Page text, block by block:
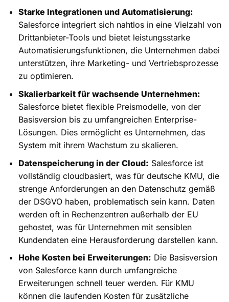
Starke Integrationen und Automatisierung:
Salesforce integriert sich nahtlos in eine Vielzahl von
Drittanbieter-Tools und bietet leistungsstarke
Automatisierungsfunktionen, die Unternehmen dabei
unterstützen, ihre Marketing- und Vertriebsprozesse
zu optimieren.
Skalierbarkeit für wachsende Unternehmen:
Salesforce bietet flexible Preismodelle, von der
Basisversion bis zu umfangreichen Enterprise-
Lösungen. Dies ermöglicht es Unternehmen, das
System mit ihrem Wachstum zu skalieren.
Datenspeicherung in der Cloud: Salesforce ist
vollständig cloudbasiert, was für deutsche KMU, die
strenge Anforderungen an den Datenschutz gemäß
der DSGVO haben, problematisch sein kann. Daten
werden oft in Rechenzentren außerhalb der EU
gehostet, was für Unternehmen mit sensiblen
Kundendaten eine Herausforderung darstellen kann.
Hohe Kosten bei Erweiterungen: Die Basisversion
von Salesforce kann durch umfangreiche
Erweiterungen schnell teuer werden. Für KMU
können die laufenden Kosten für zusätzliche